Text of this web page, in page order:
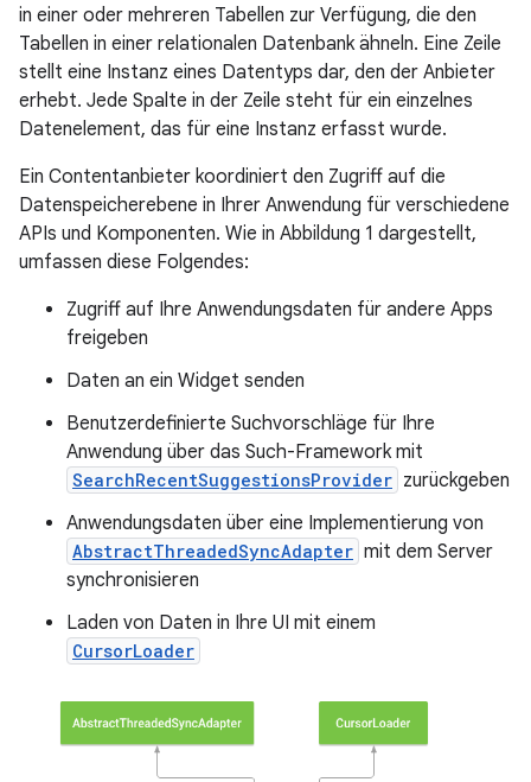
in einer oder mehreren Tabellen zur Verfügung, die den
Tabellen in einer relationalen Datenbank ähneln. Eine Zeile
stellt eine Instanz eines Datentyps dar, den der Anbieter
erhebt. Jede Spalte in der Zeile steht für ein einzelnes
Datenelement, das für eine Instanz erfasst wurde.
Ein Contentanbieter koordiniert den Zugriff auf die
Datenspeicherebene in Ihrer Anwendung für verschiedene
APIs und Komponenten. Wie in Abbildung 1 dargestellt,
umfassen diese Folgendes:
Zugriff auf Ihre Anwendungsdaten für andere Apps
freigeben
Daten an ein Widget senden
Benutzerdefinierte Suchvorschläge für Ihre
Anwendung über das Such-Framework mit
SearchRecentSuggestionsProvider zurückgeben
Anwendungsdaten über eine Implementierung von
AbstractThreadedSyncAdapter mit dem Server
synchronisieren
Laden von Daten in Ihre UI mit einem
CursorLoader